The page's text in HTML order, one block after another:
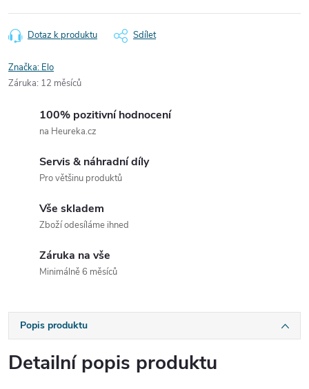
Dotaz k produktu Sdílet
Značka: Elo
Záruka: 12 měsíců
100% pozitivní hodnocení
na Heureka.cz
Servis & náhradní díly
Pro většinu produktů
Vše skladem
Zboží odesíláme ihned
Záruka na vše
Minimálně 6 měsíců
Popis produktu
Detailní popis produktu